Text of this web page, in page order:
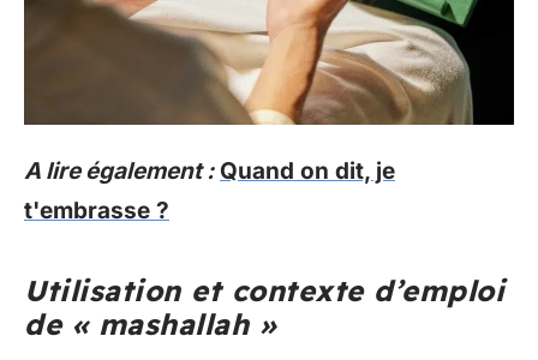
A lire également : Quand on dit, je
t'embrasse ?
Utilisation et contexte d’emploi
de « mashallah »